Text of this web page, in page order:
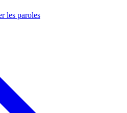
les paroles